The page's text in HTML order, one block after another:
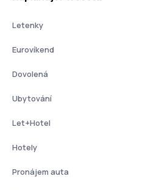
Letenky
Eurovíkend
Dovolená
Ubytování
Let+Hotel
Hotely
Pronájem auta